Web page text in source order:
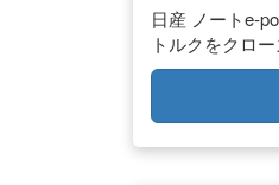
日産 ノートe-
トルクをクロ